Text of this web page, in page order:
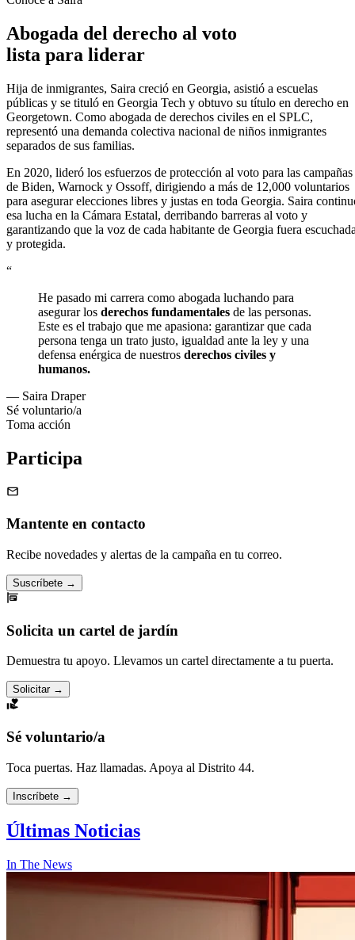
Abogada del derecho al voto
lista para liderar
Hija de inmigrantes, Saira creció en Georgia, asistió a escuelas
públicas y se tituló en Georgia Tech y obtuvo su título en derecho en
Georgetown. Como abogada de derechos civiles en el SPLC,
representó una demanda colectiva nacional de niños inmigrantes
separados de sus familias.
En 2020, lideró los esfuerzos de protección al voto para las campañas
de Biden, Warnock y Ossoff, dirigiendo a más de 12,000 voluntarios
para asegurar elecciones libres y justas en toda Georgia. Saira
esa lucha en la Cámara Estatal, derribando barreras al voto y
garantizando que la voz de cada habitante de Georgia fuera
y protegida.
“
He pasado mi carrera como abogada luchando para
asegurar los derechos fundamentales de las personas.
Este es el trabajo que me apasiona: garantizar que cada
persona tenga un trato justo, igualdad ante la ley y una
defensa enérgica de nuestros derechos civiles y
humanos.
— Saira Draper
Sé voluntario/a
Toma acción
Participa
Mantente en contacto
Recibe novedades y alertas de la campaña en tu correo.
Suscríbete →
Solicita un cartel de jardín
Demuestra tu apoyo. Llevamos un cartel directamente a tu puerta.
Solicitar →
Sé voluntario/a
Toca puertas. Haz llamadas. Apoya al Distrito 44.
Inscríbete →
Últimas Noticias
In The News